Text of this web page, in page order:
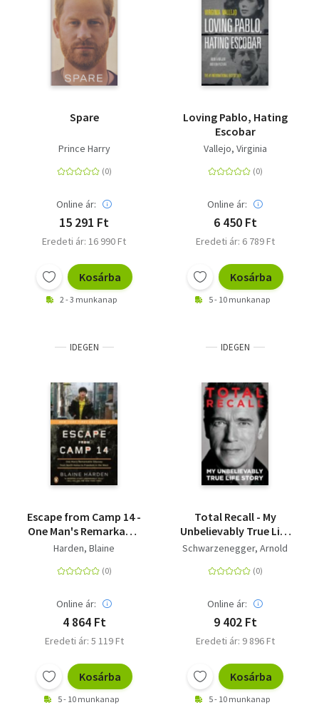
Spare
Prince Harry
Online ár:
15 291 Ft
Eredeti ár: 16 990 Ft
Kosárba
2 - 3 munkanap
Loving Pablo, Hating
Escobar
Vallejo, Virginia
Online ár:
6 450 Ft
Eredeti ár: 6 789 Ft
Kosárba
5 - 10 munkanap
IDEGEN
Escape from Camp 14 -
One Man's Remarkable
Odyssey from North
the West
Harden, Blaine
Online ár:
4 864 Ft
Eredeti ár: 5 119 Ft
Kosárba
5 - 10 munkanap
IDEGEN
Total Recall - My
Unbelievably True Life
Story
Schwarzenegger, Arnold
Online ár:
9 402 Ft
Eredeti ár: 9 896 Ft
Kosárba
5 - 10 munkanap